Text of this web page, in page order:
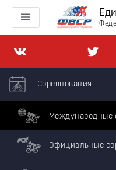
Соревнования
Международные
Официальные